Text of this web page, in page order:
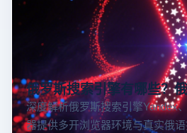
俄罗斯搜索引擎有哪些？
深度解析俄罗斯搜索引擎Yandex
器提供多开浏览器环境与真实俄